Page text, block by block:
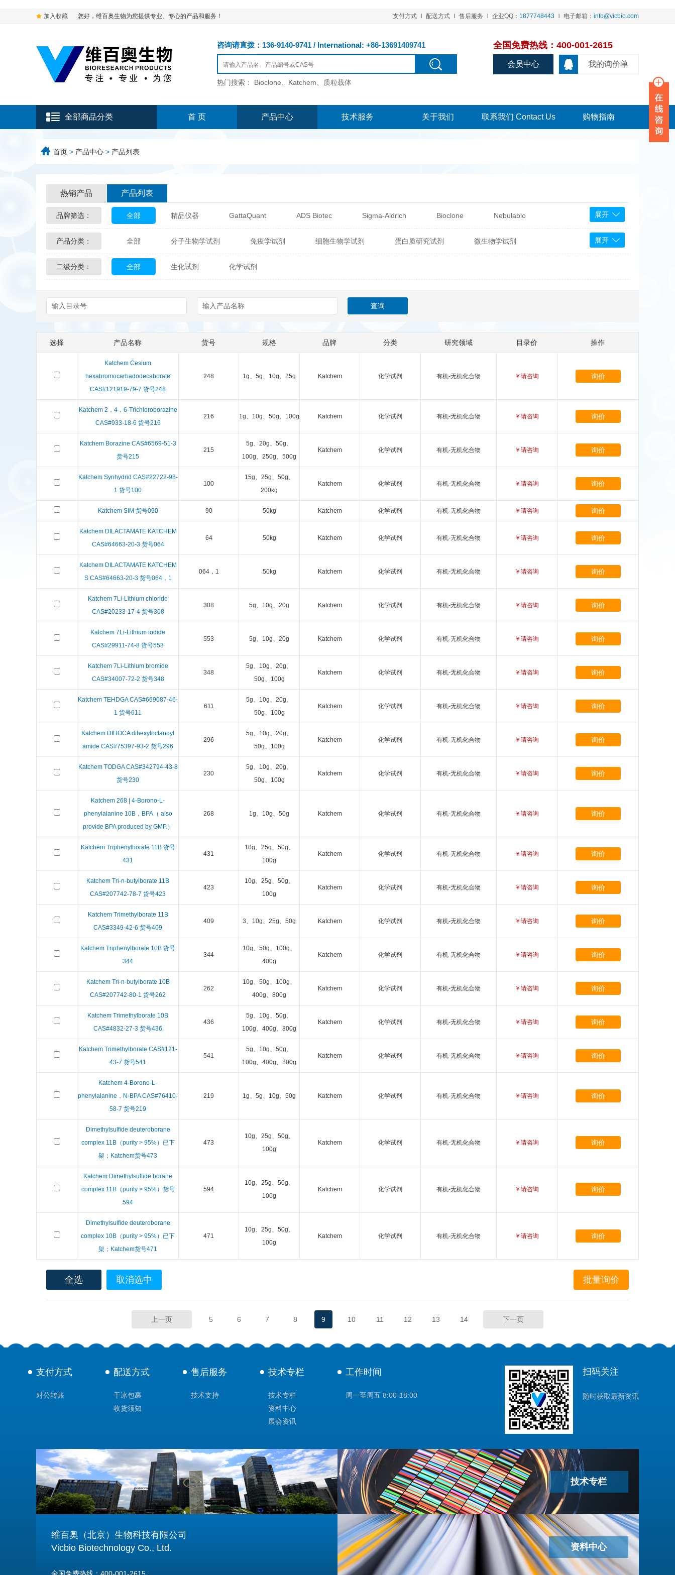
加入收藏 您好，维百奥生物为您提供专业、专心的产品和服务！ 支付方式 配送方式 售后服务 企业QQ： 1877748443 电子邮箱： info@vicbio.com
咨询请直拨：136-9140-9741 / International: +86-13691409741
热门搜索： Bioclone、Katchem、质粒载体
全国免费热线：400-001-2615
我的询价单
会员中心
全部商品分类 首 页 产品中心 技术服务 关于我们 联系我们 Contact Us 购物指南
首页 > 产品中心 > 产品列表
热销产品 产品列表
品牌筛选： 全部 精品仪器 GattaQuant ADS Biotec Sigma-Aldrich Bioclone Nebulabio
Glycon Biochem Sterlitech 热销产品 辰辉创聚生物® (Nebulabio) BPS Bioscience
Echelon Biosciences Verichem Laboratories
Biotez Berlin Diametra ChemPep Eagle Biosciences Cytodiagnostics
Berry & Associates Hybrid Plastics Milenia Biotec SiChem Sunrise Science
LGC Maine Standards Biolife Solutions Pall Lonza Omicron Biochemicals 康为世纪
Abbexa
展开
产品分类： 全部 分子生物学试剂 免疫学试剂 细胞生物学试剂 蛋白质研究试剂 微生物学试剂
化学及生物化学试剂 材料学试剂
展开
二级分类： 全部 生化试剂 化学试剂
选择 产品名称 货号 规格 品牌 分类 研究领域 目录价 操作
Katchem Cesium
hexabromocarbadodecaborate
CAS#121919-79-7 货号248
248 1g、5g、10g、25g Katchem 化学试剂 有机-无机化合物 ￥请咨询 询价
Katchem 2，4，6-Trichloroborazine
CAS#933-18-6 货号216
216 1g、10g、50g、100g Katchem 化学试剂 有机-无机化合物 ￥请咨询 询价
Katchem Borazine CAS#6569-51-3
货号215
215
5g、20g、50g、
100g、250g、500g
Katchem 化学试剂 有机-无机化合物 ￥请咨询 询价
Katchem Synhydrid CAS#22722-98-
1 货号100
100
15g、25g、50g、
200kg
Katchem 化学试剂 有机-无机化合物 ￥请咨询 询价
Katchem SIM 货号090 90 50kg Katchem 化学试剂 有机-无机化合物 ￥请咨询 询价
Katchem DILACTAMATE KATCHEM
CAS#64663-20-3 货号064
64 50kg Katchem 化学试剂 有机-无机化合物 ￥请咨询 询价
Katchem DILACTAMATE KATCHEM
S CAS#64663-20-3 货号064，1
064，1 50kg Katchem 化学试剂 有机-无机化合物 ￥请咨询 询价
Katchem 7Li-Lithium chloride
CAS#20233-17-4 货号308
308 5g、10g、20g Katchem 化学试剂 有机-无机化合物 ￥请咨询 询价
Katchem 7Li-Lithium iodide
CAS#29911-74-8 货号553
553 5g、10g、20g Katchem 化学试剂 有机-无机化合物 ￥请咨询 询价
Katchem 7Li-Lithium bromide
CAS#34007-72-2 货号348
348
5g、10g、20g、
50g、100g
Katchem 化学试剂 有机-无机化合物 ￥请咨询 询价
Katchem TEHDGA CAS#669087-46-
1 货号611
611
5g、10g、20g、
50g、100g
Katchem 化学试剂 有机-无机化合物 ￥请咨询 询价
Katchem DIHOCA dihexyloctanoyl
amide CAS#75397-93-2 货号296
296
5g、10g、20g、
50g、100g
Katchem 化学试剂 有机-无机化合物 ￥请咨询 询价
Katchem TODGA CAS#342794-43-8
货号230
230
5g、10g、20g、
50g、100g
Katchem 化学试剂 有机-无机化合物 ￥请咨询 询价
Katchem 268 | 4-Borono-L-
phenylalanine 10B，BPA（ also
provide BPA produced by GMP.）
268 1g、10g、50g Katchem 化学试剂 有机-无机化合物 ￥请咨询 询价
Katchem Triphenylborate 11B 货号
431
431
10g、25g、50g、
100g
Katchem 化学试剂 有机-无机化合物 ￥请咨询 询价
Katchem Tri-n-butylborate 11B
CAS#207742-78-7 货号423
423
10g、25g、50g、
100g
Katchem 化学试剂 有机-无机化合物 ￥请咨询 询价
Katchem Trimethylborate 11B
CAS#3349-42-6 货号409
409 3、10g、25g、50g Katchem 化学试剂 有机-无机化合物 ￥请咨询 询价
Katchem Triphenylborate 10B 货号
344
344
10g、50g、100g、
400g
Katchem 化学试剂 有机-无机化合物 ￥请咨询 询价
Katchem Tri-n-butylborate 10B
CAS#207742-80-1 货号262
262
10g、50g、100g、
400g、800g
Katchem 化学试剂 有机-无机化合物 ￥请咨询 询价
Katchem Trimethylborate 10B
CAS#4832-27-3 货号436
436
5g、10g、50g、
100g、400g、800g
Katchem 化学试剂 有机-无机化合物 ￥请咨询 询价
Katchem Trimethylborate CAS#121-
43-7 货号541
541
5g、10g、50g、
100g、400g、800g
Katchem 化学试剂 有机-无机化合物 ￥请咨询 询价
Katchem 4-Borono-L-
phenylalanine，N-BPA CAS#76410-
58-7 货号219
219 1g、5g、10g、50g Katchem 化学试剂 有机-无机化合物 ￥请咨询 询价
Dimethylsulfide deuteroborane
complex 11B（purity > 95%）已下
架；Katchem货号473
473
10g、25g、50g、
100g
Katchem 化学试剂 有机-无机化合物 ￥请咨询 询价
Katchem Dimethylsulfide borane
complex 11B（purity > 95%）货号
594
594
10g、25g、50g、
100g
Katchem 化学试剂 有机-无机化合物 ￥请咨询 询价
Dimethylsulfide deuteroborane
complex 10B（purity > 95%）已下
架；Katchem货号471
471
10g、25g、50g、
100g
Katchem 化学试剂 有机-无机化合物 ￥请咨询 询价
全选 取消选中
上一页 5 6 7 8 9 10 11 12 13 14 下一页
支付方式
对公转账
配送方式
干冰包裹
收货须知
售后服务
技术支持
技术专栏
技术专栏
资料中心
展会资讯
工作时间
周一至周五 8:00-18:00
扫码关注
随时获取最新资讯
维百奥（北京）生物科技有限公司
Vicbio Biotechnology Co., Ltd.
技术专栏
资料中心